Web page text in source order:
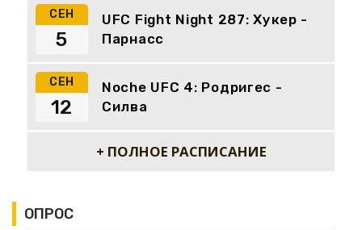
СЕН
UFC Fight Night 287: Хукер -
Парнасс
5
СЕН
Noche UFC 4: Родригес -
Силва
12
+ ПОЛНОЕ РАСПИСАНИЕ
ОПРОС